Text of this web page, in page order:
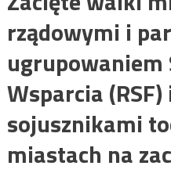
rządowymi i
ugrupowaniem
Wsparcia
sojusznikami
miastach na